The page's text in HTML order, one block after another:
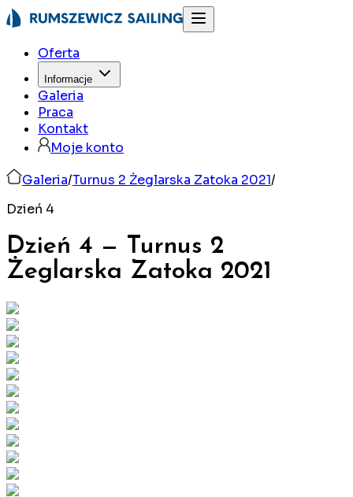
Oferta
Informacje
Galeria
Praca
Kontakt
Moje konto
Galeria/Turnus 2 Żeglarska Zatoka 2021/
Dzień 4
Dzień 4 —
Turnus 2
Żeglarska Zatoka 2021